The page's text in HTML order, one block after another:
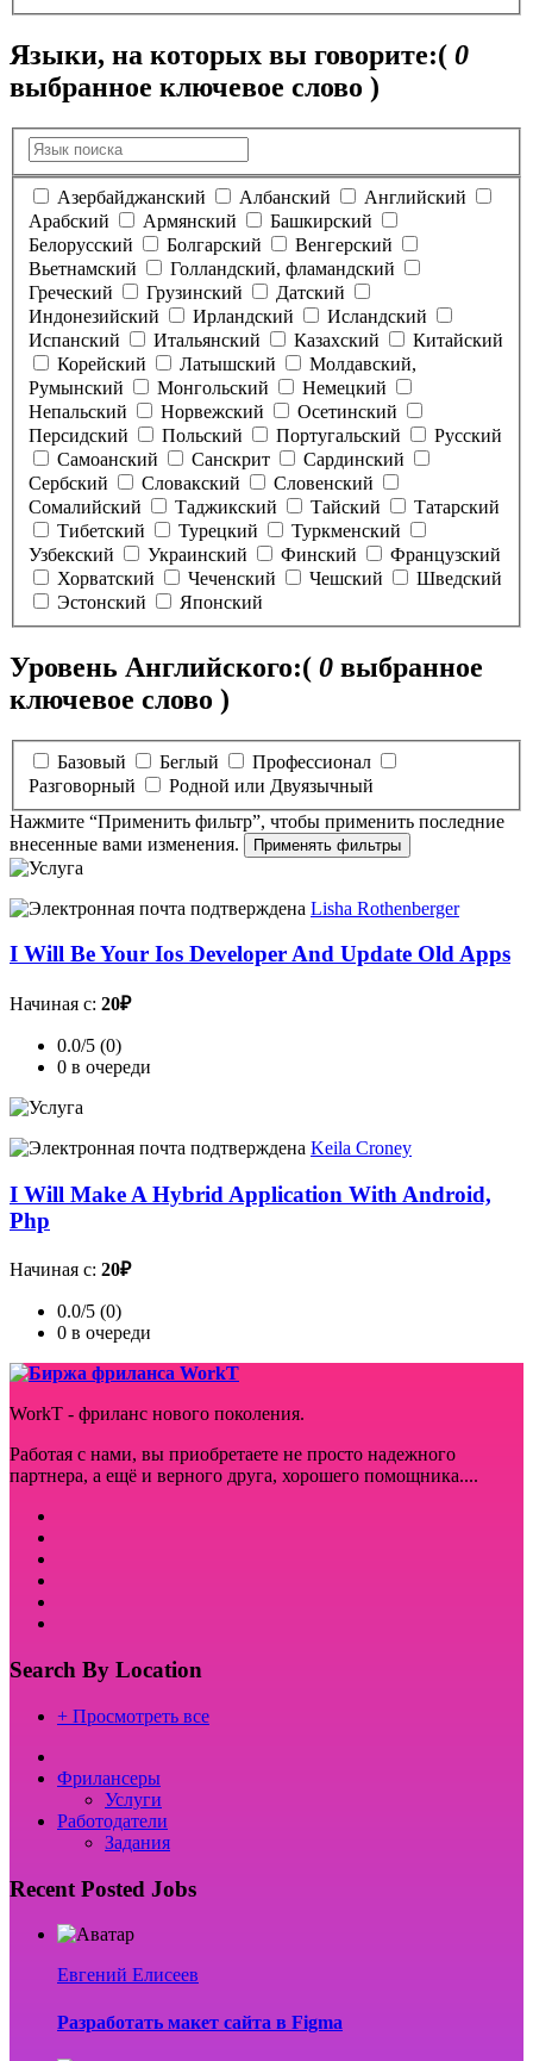
Языки, на которых вы говорите:( 0
выбранное ключевое слово )
Азербайджанский Албанский
Английский
Арабский
Армянский
Башкирский
Белорусский
Болгарский
Венгерский
Вьетнамский
Голландский, фламандский
Греческий
Грузинский
Датский
Индонезийский
Ирландский
Исландский
Испанский
Итальянский Казахский
Китайский
Корейский
Латышский
Молдавский,
Румынский
Монгольский
Немецкий
Непальский
Норвежский
Осетинский
Персидский
Польский Португальский
Русский
Самоанский
Санскрит
Сардинский
Сербский
Словакский
Словенский
Сомалийский
Таджикский Тайский
Татарский
Тибетский
Турецкий
Туркменский
Узбекский
Украинский Финский
Французский
Хорватский
Чеченский Чешский
Шведский
Эстонский
Японский
Уровень Английского:( 0 выбранное
ключевое слово )
Базовый Беглый
Профессионал
Разговорный
Родной или Двуязычный
Нажмите “Применить фильтр”, чтобы применить последние
внесенные вами изменения.
Lisha Rothenberger
I Will Be Your Ios Developer And Update Old Apps
Начиная с: 20₽
0.0/5 (0)
0 в очереди
Keila Croney
I Will Make A Hybrid Application With Android,
Php
Начиная с: 20₽
0.0/5 (0)
0 в очереди
WorkT - фриланс нового поколения.
Работая с нами, вы приобретаете не просто надежного
партнера, а ещё и верного друга, хорошего помощника....
Search By Location
+ Просмотреть все
Фрилансеры
Услуги
Работодатели
Задания
Recent Posted Jobs
Евгений Елисеев
Разработать макет сайта в Figma